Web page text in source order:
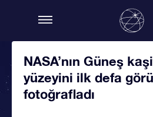
NASA’nın Güneş
yüzeyini ilk defa
fotoğrafladı